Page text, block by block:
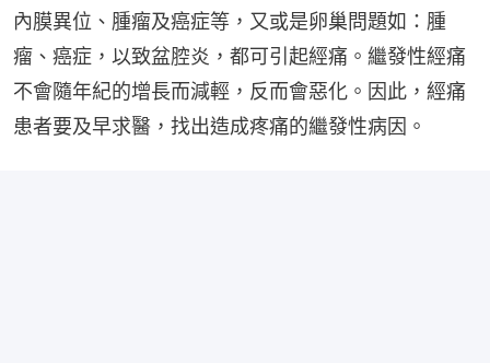
內膜異位、腫瘤及癌症等，又或是卵巢問題如：腫
瘤、癌症，以致盆腔炎，都可引起經痛。繼發性經痛
不會隨年紀的增長而減輕，反而會惡化。因此，經痛
患者要及早求醫，找出造成疼痛的繼發性病因。